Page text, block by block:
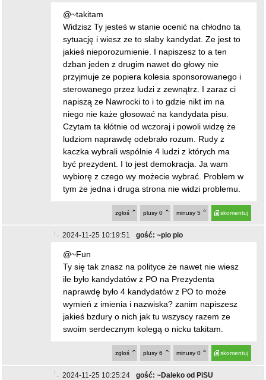
@~takitam
Widzisz Ty jesteś w stanie ocenić na chłodno ta
sytuację i wiesz ze to słaby kandydat. Ze jest to
jakieś nieporozumienie. I napiszesz to a ten
dzban jeden z drugim nawet do głowy nie
przyjmuje ze popiera kolesia sponsorowanego i
sterowanego przez ludzi z zewnątrz. I zaraz ci
napiszą ze Nawrocki to i to gdzie nikt im na
niego nie każe głosować na kandydata pisu.
Czytam ta kłótnie od wczoraj i powoli widzę że
ludziom naprawdę odebrało rozum. Rudy z
kaczka wybrali wspólnie 4 ludzi z których ma
być prezydent. I to jest demokracja. Ja wam
wybiorę z czego wy możecie wybrać. Problem w
tym że jedna i druga strona nie widzi problemu.
skomentuj
minusy 5
plusy 0
zgłoś
2024-11-25 10:19:51 gość: ~pio pio
@~Fun
Ty się tak znasz na polityce że nawet nie wiesz
ile było kandydatów z PO na Prezydenta
naprawdę było 4 kandydatów z PO to może
wymień z imienia i nazwiska? zanim napiszesz
jakieś bzdury o nich jak tu wszyscy razem ze
swoim serdecznym kolegą o nicku takitam.
skomentuj
minusy 0
plusy 6
zgłoś
2024-11-25 10:25:24 gość: ~Daleko od PiSU